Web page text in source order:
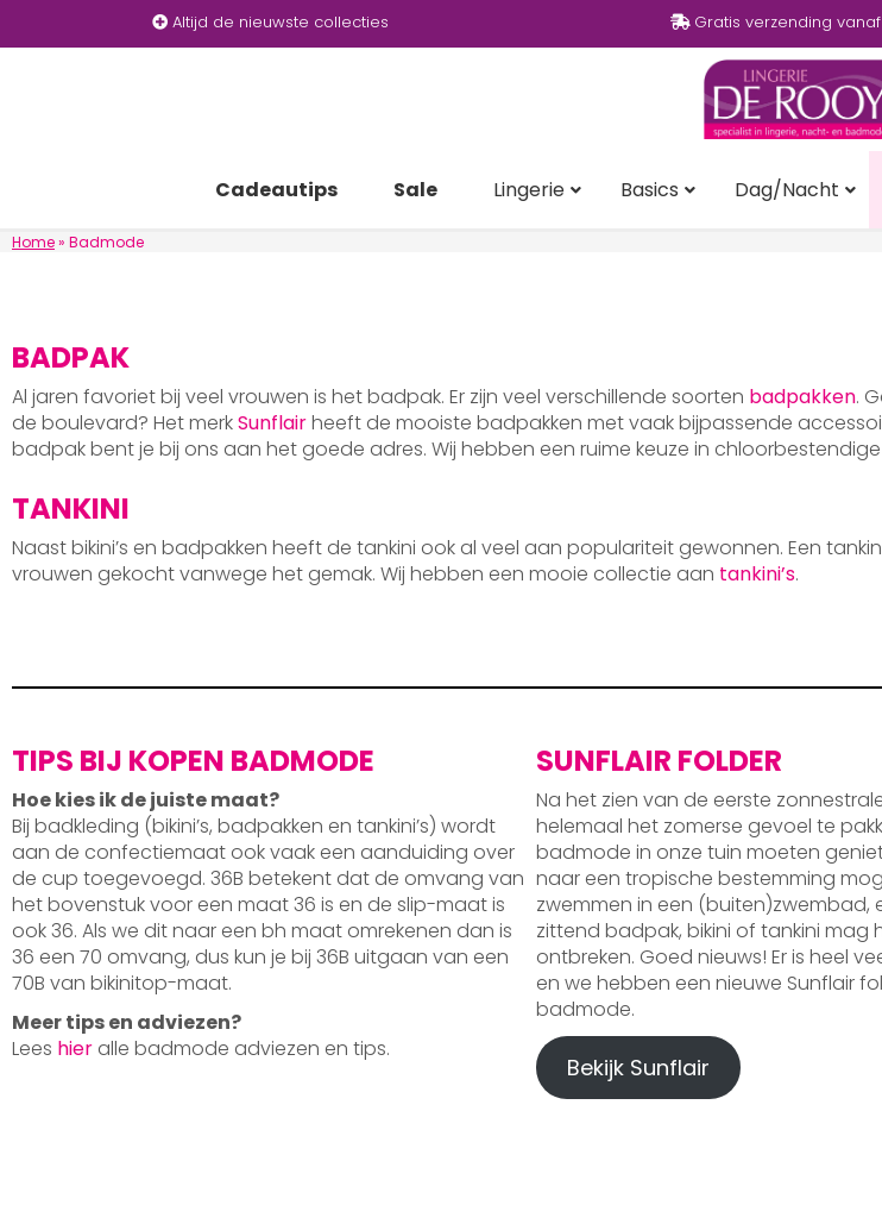
Altijd de nieuwste collecties Gratis verzending
Cadeautips Sale Lingerie Basics Dag/Nacht
Home» Badmode
BADPAK
Al jaren favoriet bij veel vrouwen is het badpak. Er zijn veel verschillende soorten badpakken.
de boulevard? Het merkSunflairheeft de mooiste badpakken met vaak bijpassende
badpak bent je bij ons aan het goede adres. Wij hebben een ruime keuze in
TANKINI
Naast bikini’s en badpakken heeft de tankini ook al veel aan populariteit gewonnen. Een
vrouwen gekocht vanwege het gemak. Wij hebben een mooie collectie aan tankini’s.
TIPS BIJ KOPEN BADMODE
Hoe kies ik de juiste maat?
Bij badkleding (bikini’s, badpakken en tankini’s) wordt
aan de confectiemaat ook vaak een aanduiding over
de cup toegevoegd. 36B betekent dat de omvang van
het bovenstuk voor een maat 36 is en de slip-maat is
ook 36. Als we dit naar een bh maat omrekenen dan is
36 een 70 omvang, dus kun je bij 36B uitgaan van een
70B van bikinitop-maat.
Meer tips en adviezen?
Lees hier alle badmode adviezen en tips.
SUNFLAIR FOLDER
Na het zien van de eerste
helemaal het zomerse gevoel te
badmode in onze tuin moeten
naar een tropische bestemming
zwemmen in een (buiten)zwembad,
zittend badpak, bikini of tankini mag
ontbreken. Goed nieuws! Er is heel
en we hebben een nieuwe Sunflair
badmode.
Bekijk Sunflair